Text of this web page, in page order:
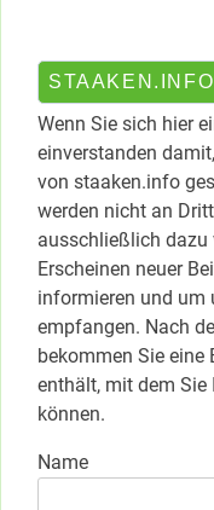
Wenn Sie sich hier
einverstanden
von staaken.info
werden nicht an
ausschließlich dazu
Erscheinen neuer
informieren und um
empfangen. Nach
bekommen Sie eine
enthält, mit dem Sie
können.
Name